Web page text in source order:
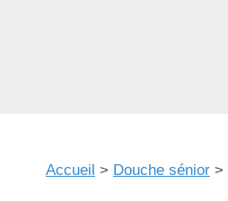
Accueil > Douche sénior >